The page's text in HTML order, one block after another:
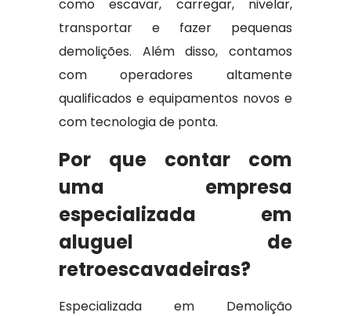
como escavar, carregar, nivelar,
transportar e fazer pequenas
demolições. Além disso, contamos
com operadores altamente
qualificados e equipamentos novos e
com tecnologia de ponta.
Por que contar com
uma empresa
especializada em
aluguel de
retroescavadeiras?
Especializada em Demolição